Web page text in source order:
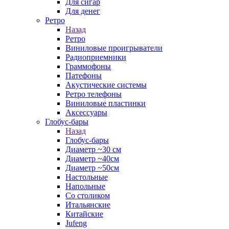
Для сигар
Для денег
Ретро
Назад
Ретро
Виниловые проигрыватели
Радиоприемники
Граммофоны
Патефоны
Акустические системы
Ретро телефоны
Виниловые пластинки
Аксессуары
Глобус-бары
Назад
Глобус-бары
Диаметр ~30 см
Диаметр ~40см
Диаметр ~50см
Настольные
Напольные
Со столиком
Итальянские
Китайские
Jufeng